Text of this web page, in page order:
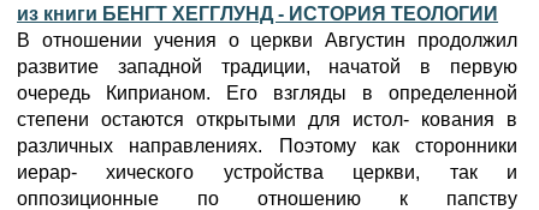
из книги БЕНГТ ХЕГГЛУНД - ИСТОРИЯ ТЕОЛОГИИ
В отношении учения о церкви Августин продолжил
развитие западной традиции, начатой в первую
очередь Киприаном. Его взгляды в определенной
степени остаются открытыми для истол- кования в
различных направлениях. Поэтому как сторонники
иерар- хического устройства церкви, так и
оппозиционные по отношению к папству